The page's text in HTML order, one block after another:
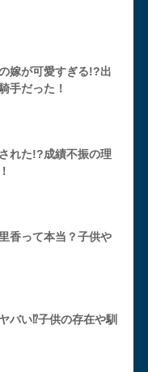
嫁が可愛すぎる!?出
手だった！
れた!?成績不振の理
香って本当？子供や
バい⁉︎子供の存在や馴